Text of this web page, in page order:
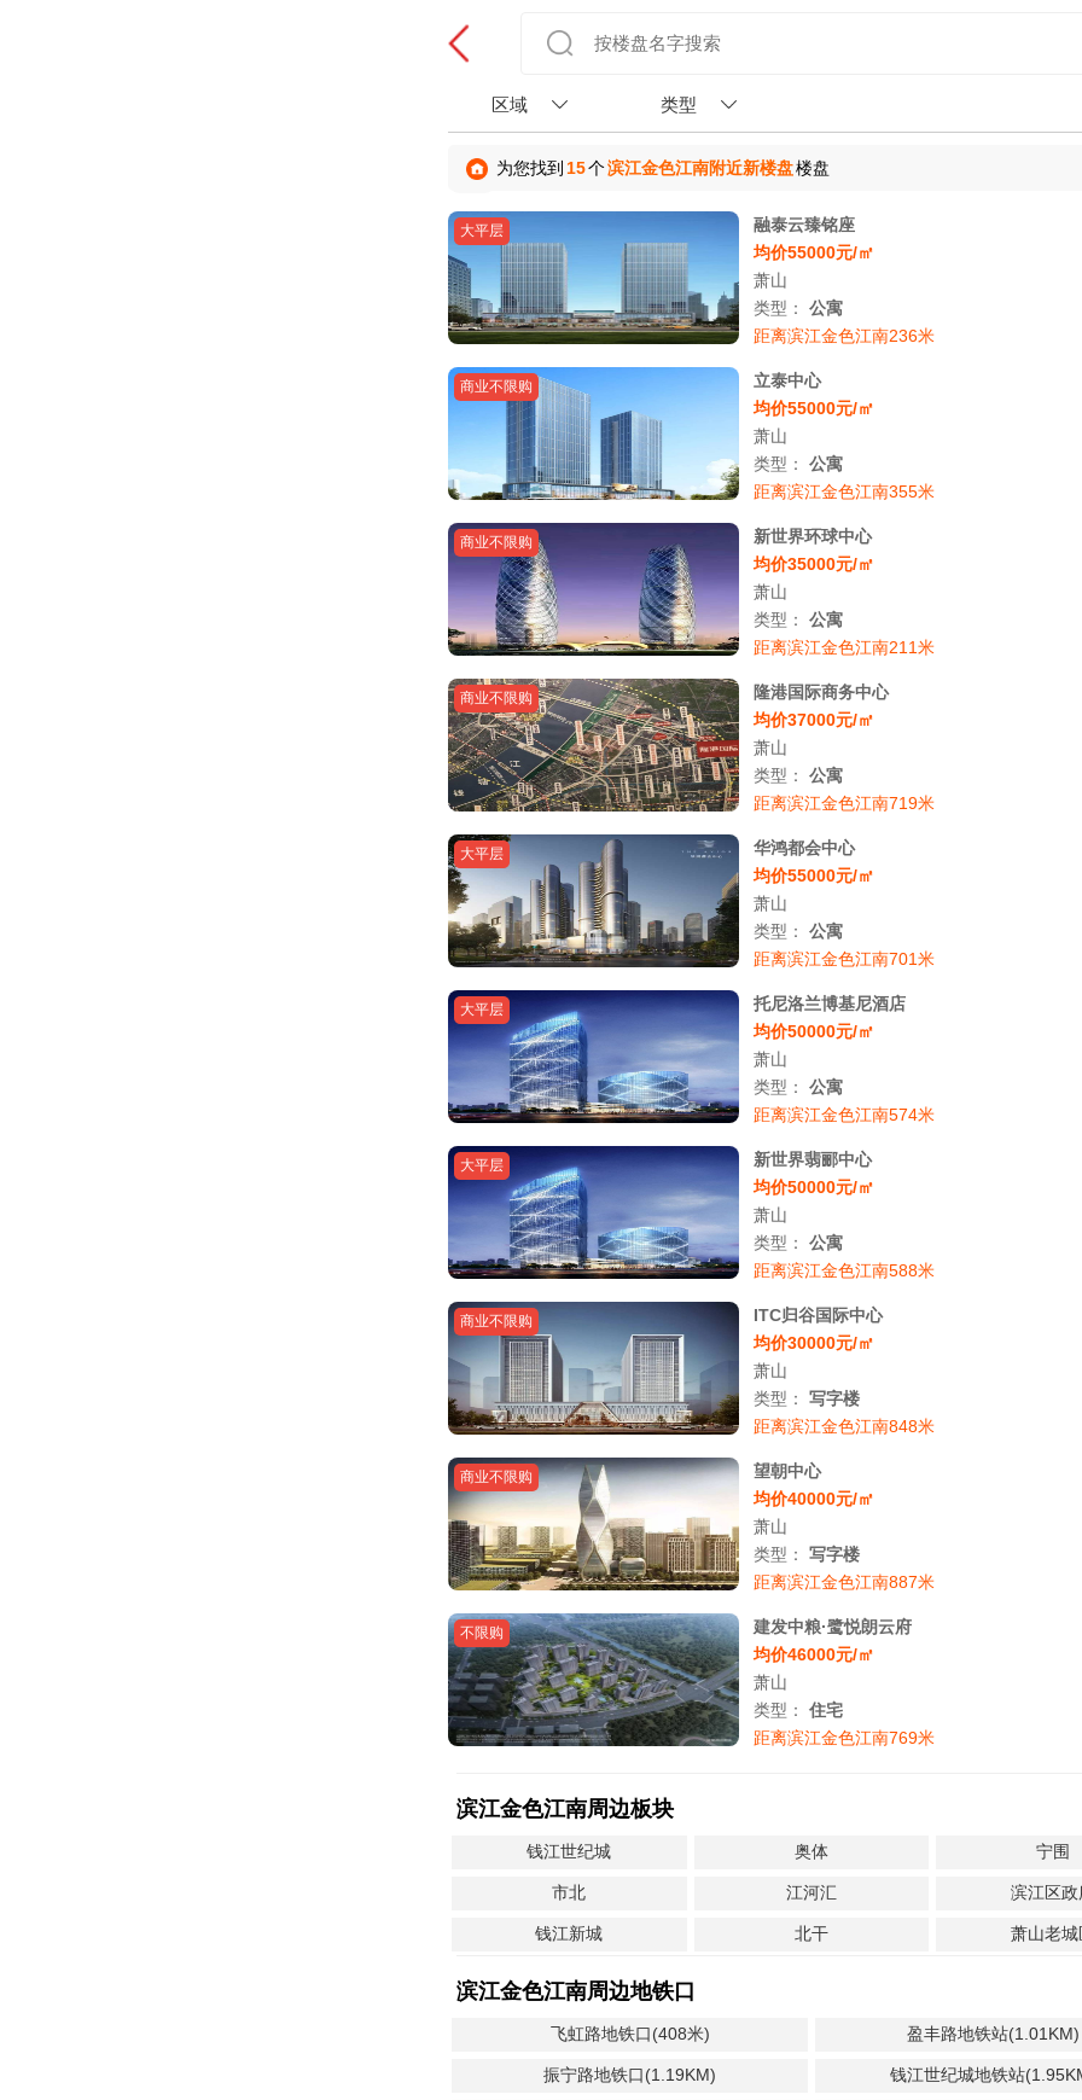
区域 类型
为您找到 15个滨江金色江南附近新楼盘楼盘
大平层
融泰云臻铭座
均价55000元/㎡
萧山
类型： 公寓
距离滨江金色江南236米
商业不限购
立泰中心
均价55000元/㎡
萧山
类型： 公寓
距离滨江金色江南355米
商业不限购
新世界环球中心
均价35000元/㎡
萧山
类型： 公寓
距离滨江金色江南211米
商业不限购
隆港国际商务中心
均价37000元/㎡
萧山
类型： 公寓
距离滨江金色江南719米
大平层
华鸿都会中心
均价55000元/㎡
萧山
类型： 公寓
距离滨江金色江南701米
大平层
托尼洛兰博基尼酒店
均价50000元/㎡
萧山
类型： 公寓
距离滨江金色江南574米
大平层
新世界翡郦中心
均价50000元/㎡
萧山
类型： 公寓
距离滨江金色江南588米
商业不限购
ITC归谷国际中心
均价30000元/㎡
萧山
类型： 写字楼
距离滨江金色江南848米
商业不限购
望朝中心
均价40000元/㎡
萧山
类型： 写字楼
距离滨江金色江南887米
不限购
建发中粮·鹭悦朗云府
均价46000元/㎡
萧山
类型： 住宅
距离滨江金色江南769米
滨江金色江南周边板块
钱江世纪城 奥体 宁围
市北 江河汇 滨江区政
钱江新城 北干 萧山老城
滨江金色江南周边地铁口
飞虹路地铁口(408米) 盈丰路地铁站(1.01KM)
振宁路地铁口(1.19KM) 钱江世纪城地铁站